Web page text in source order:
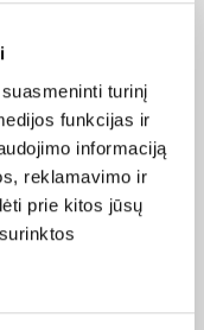
turinį
funkcijas ir
informaciją
reklamavimo ir
prie kitos jūsų
padeda patogiai
prekę.
pasiūlymus
patogiai.
nurodytą